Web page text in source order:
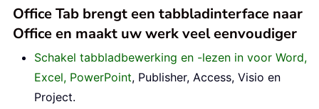
Office Tab brengt een tabbladinterface naar
Office en maakt uw werk veel eenvoudiger
Schakel tabbladbewerking en -lezen in voor Word,
Excel, PowerPoint, Publisher, Access, Visio en
Project.